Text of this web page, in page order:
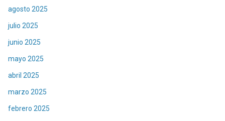
agosto 2025
julio 2025
junio 2025
mayo 2025
abril 2025
marzo 2025
febrero 2025